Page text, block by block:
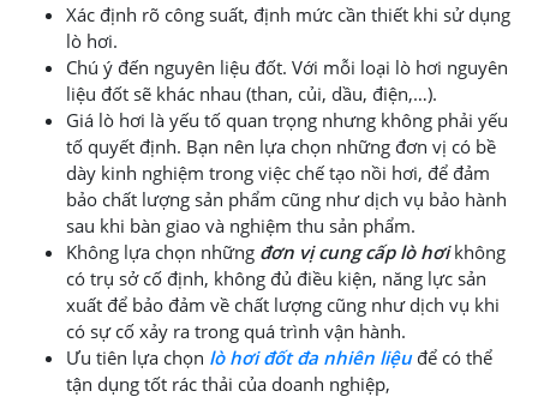
Xác định rõ công suất, định mức cần thiết khi sử dụng
lò hơi.
Chú ý đến nguyên liệu đốt. Với mỗi loại lò hơi nguyên
liệu đốt sẽ khác nhau (than, củi, dầu, điện,…).
Giá lò hơi là yếu tố quan trọng nhưng không phải yếu
tố quyết định. Bạn nên lựa chọn những đơn vị có bề
dày kinh nghiệm trong việc chế tạo nồi hơi, để đảm
bảo chất lượng sản phẩm cũng như dịch vụ bảo hành
sau khi bàn giao và nghiệm thu sản phẩm.
Không lựa chọn những đơn vị cung cấp lò hơikhông
có trụ sở cố định, không đủ điều kiện, năng lực sản
xuất để bảo đảm về chất lượng cũng như dịch vụ khi
có sự cố xảy ra trong quá trình vận hành.
Ưu tiên lựa chọn lò hơi đốt đa nhiên liệu để có thể
tận dụng tốt rác thải của doanh nghiệp,